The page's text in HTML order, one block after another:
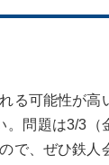
る可能性が
問題は3/3（
で、ぜひ鉄